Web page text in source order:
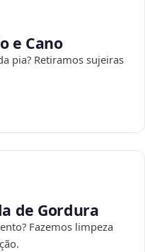
e Cano
pia? Retiramos sujeiras
de Gordura
Fazemos limpeza